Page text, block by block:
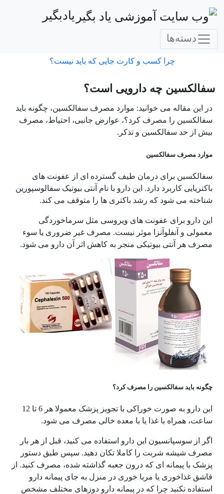
یادبگیر
دسته‌ها
چرا کسب و کارت جایی که باید نیست؟
سفالکسین چه دارویی است؟
در این مقاله می خوانید: موارد مصرف سفالکسین، چگونه باید
سفالکسین را مصرف کرد؟، عوارض جانبی، احتیاط، مصرف
بیش از حد سفالکسین و تذکر.
موارد مصرف سفالکسین
سفالکسین برای درمان طیف گسترده ای از عفونت های
باکتریایی کاربرد دارد. این دارو با نام آنتی بیوتیک سفالوسپورین
شناخته می شود که رشد باکتری ها را متوقف می کند.
این دارو برای عفونت های ویروسی مثل سرماخوردگی
معمولی و آنفلوآنزا موثر نیست. مصرف غیر ضروری یا سوء
مصرف هر آنتی بیوتیکی منجر به کاهش اثر آن دارو می شود.
چگونه باید سفالکسین را مصرف کرد؟
این دارو به صورت خوراکی با تجویز پزشک معمولا هر 6 تا 12
ساعت، همراه با غذا یا با معده خالی مصرف می شود.
اگر از سوسپانسیون این دارو استفاده می کنید، قبل از هر بار
مصرف شیشه شربت را کاملا تکان دهید. سپس طبق دستور
پزشک با پیمانه ای که درون جعبه گذاشته شده، مصرف کنید. از
قاشق غذاخوری یا مربا خوری در منزل به جای پیمانه دارو
استفاده نکنید چرا که در پیمانه دارو دوزهای مختلف مشخص